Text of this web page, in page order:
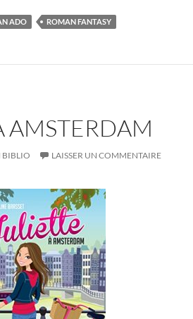
ADO ROMAN FANTASY
AMSTERDAM
LAISSER UN COMMENTAIRE